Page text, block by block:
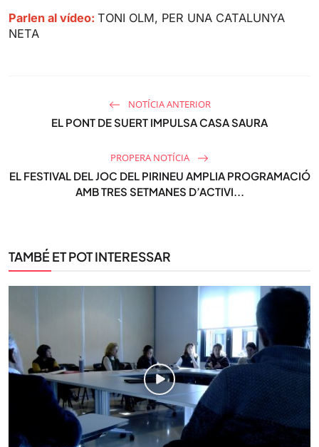
Parlen al vídeo: TONI OLM, PER UNA CATALUNYA
NETA
NOTÍCIA ANTERIOR
EL PONT DE SUERT IMPULSA CASA SAURA
PROPERA NOTÍCIA
EL FESTIVAL DEL JOC DEL PIRINEU AMPLIA PROGRAMACIÓ
AMB TRES SETMANES D’ACTIVI...
TAMBÉ ET POT INTERESSAR